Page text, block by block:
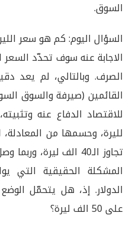
السوق.
السؤال اليوم: كم هو سعر
الاجابة عنه سوف تحدّد
الصرف. وبالتالي، لم يعد
القائمين (صيرفة والسوق
للاقتصاد الدفاع عنه
لليرة، وحسمها من
المشكلة الحقيقية
الدولار. إذ، هل يتحمّل
على 50 الف ليرة؟